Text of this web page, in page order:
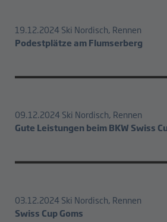
19.12.2024Ski Nordisch, Rennen
Podestplätze am Flumserberg
09.12.2024Ski Nordisch, Rennen
Gute Leistungen beim BKW Swiss
03.12.2024Ski Nordisch, Rennen
Swiss Cup Goms